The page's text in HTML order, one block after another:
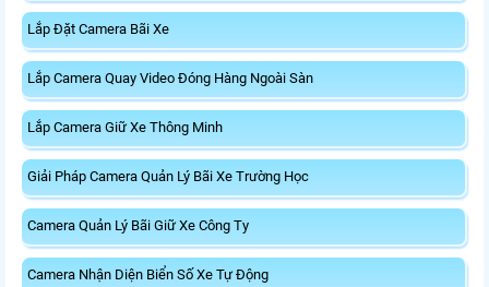
Lắp Đặt Camera Bãi Xe
Lắp Camera Quay Video Đóng Hàng Ngoài Sàn
Lắp Camera Giữ Xe Thông Minh
Giải Pháp Camera Quản Lý Bãi Xe Trường Học
Camera Quản Lý Bãi Giữ Xe Công Ty
Camera Nhận Diện Biển Số Xe Tự Động